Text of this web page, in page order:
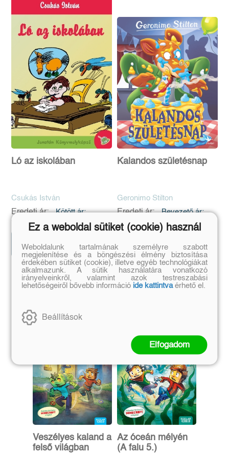
Ló az iskolában
Csukás István
Eredeti ár:
Kötött ár:
1 799 Ft
Előrendelem
Kalandos születésnap
Geronimo Stilton
Eredeti ár:
Bevezető ár:
2 969 Ft
Előrendelem
Szerző további művei
Veszélyes kaland a
felső világban
Az óceán mélyén
(A falu 5.)
Ez a weboldal sütiket (cookie) használ
Weboldalunk tartalmának személyre szabott
megjelenítése és a böngészési élmény biztosítása
érdekében sütiket (cookie), illetve egyéb technológiákat
alkalmazunk. A sütik használatára vonatkozó
irányelveinkről, valamint azok testreszabási
lehetőségeiről bővebb információ ide kattintvaérhető el.
Beállítások
Elfogadom